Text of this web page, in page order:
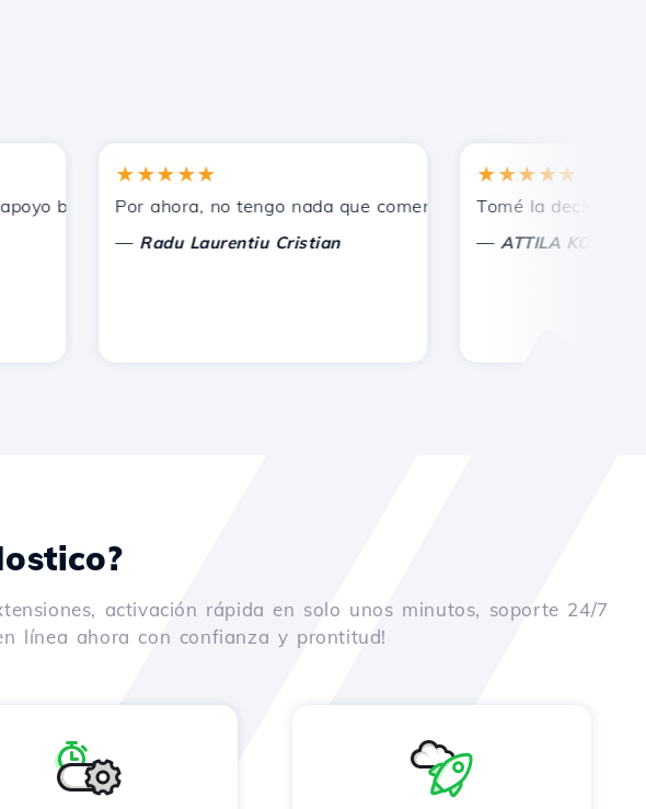
a otros conocidos.
brindado!
★★★★★
Por ahora, no tengo nada que comentar, solo agradecer. Con
Radu Laurentiu Cristian
★★★★★
Tomé la decisión
ATTILA KOLES
activación rápida en solo unos minutos, soporte 24/7
línea ahora con confianza y prontitud!